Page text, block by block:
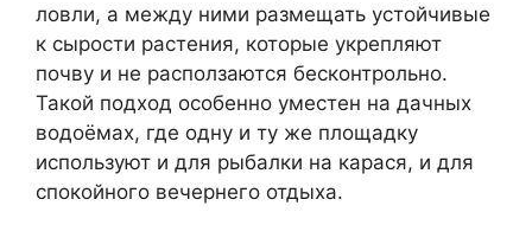
ловли, а между ними размещать устойчивые
к сырости растения, которые укрепляют
почву и не расползаются бесконтрольно.
Такой подход особенно уместен на дачных
водоёмах, где одну и ту же площадку
используют и для рыбалки на карася, и для
спокойного вечернего отдыха.